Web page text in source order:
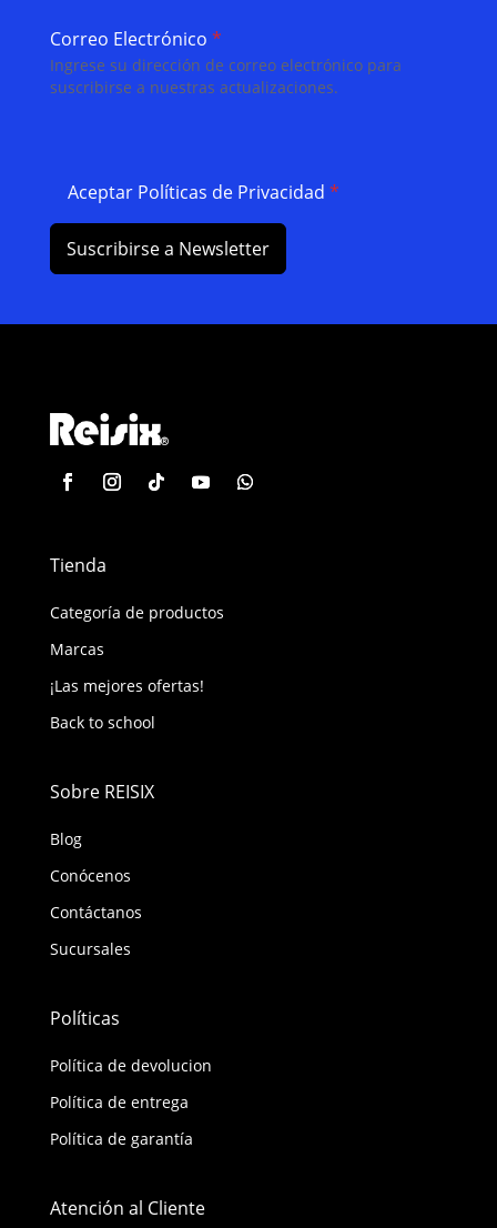
Correo Electrónico *
Ingrese su dirección de correo electrónico para
suscribirse a nuestras actualizaciones.
Aceptar Políticas de Privacidad *
Suscribirse a Newsletter
Tienda
Categoría de productos
Marcas
¡Las mejores ofertas!
Back to school
Sobre REISIX
Blog
Conócenos
Contáctanos
Sucursales
Políticas
Política de devolucion
Política de entrega
Política de garantía
Atención al Cliente